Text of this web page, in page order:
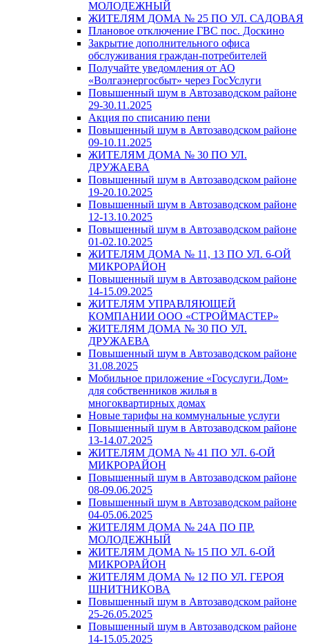
МОЛОДЕЖНЫЙ
ЖИТЕЛЯМ ДОМА № 25 ПО УЛ. САДОВАЯ
Плановое отключение ГВС пос. Доскино
Закрытие дополнительного офиса
обслуживания граждан-потребителей
Получайте уведомления от АО
«Волгаэнергосбыт» через ГосУслуги
Повышенный шум в Автозаводском районе
29-30.11.2025
Акция по списанию пени
Повышенный шум в Автозаводском районе
09-10.11.2025
ЖИТЕЛЯМ ДОМА № 30 ПО УЛ.
ДРУЖАЕВА
Повышенный шум в Автозаводском районе
19-20.10.2025
Повышенный шум в Автозаводском районе
12-13.10.2025
Повышенный шум в Автозаводском районе
01-02.10.2025
ЖИТЕЛЯМ ДОМА № 11, 13 ПО УЛ. 6-ОЙ
МИКРОРАЙОН
Повышенный шум в Автозаводском районе
14-15.09.2025
ЖИТЕЛЯМ УПРАВЛЯЮЩЕЙ
КОМПАНИИ ООО «СТРОЙМАСТЕР»
ЖИТЕЛЯМ ДОМА № 30 ПО УЛ.
ДРУЖАЕВА
Повышенный шум в Автозаводском районе
31.08.2025
Мобильное приложение «Госуслуги.Дом»
для собственников жилья в
многоквартирных домах
Новые тарифы на коммунальные услуги
Повышенный шум в Автозаводском районе
13-14.07.2025
ЖИТЕЛЯМ ДОМА № 41 ПО УЛ. 6-ОЙ
МИКРОРАЙОН
Повышенный шум в Автозаводском районе
08-09.06.2025
Повышенный шум в Автозаводском районе
04-05.06.2025
ЖИТЕЛЯМ ДОМА № 24А ПО ПР.
МОЛОДЕЖНЫЙ
ЖИТЕЛЯМ ДОМА № 15 ПО УЛ. 6-ОЙ
МИКРОРАЙОН
ЖИТЕЛЯМ ДОМА № 12 ПО УЛ. ГЕРОЯ
ШНИТНИКОВА
Повышенный шум в Автозаводском районе
25-26.05.2025
Повышенный шум в Автозаводском районе
14-15.05.2025